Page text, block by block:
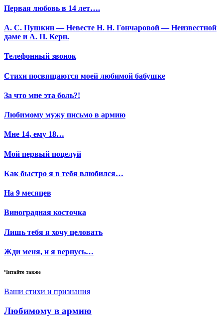
Первая любовь в 14 лет….
А. С. Пушкин — Невесте Н. Н. Гончаровой — Неизвестной
даме и А. П. Керн.
Телефонный звонок
Стихи посвящаются моей любимой бабушке
За что мне эта боль?!
Любимому мужу письмо в армию
Мне 14, ему 18…
Мой первый поцелуй
Как быстро я в тебя влюбился…
На 9 месяцев
Виноградная косточка
Лишь тебя я хочу целовать
Жди меня, и я вернусь…
Читайте также
Ваши стихи и признания
Любимому в армию